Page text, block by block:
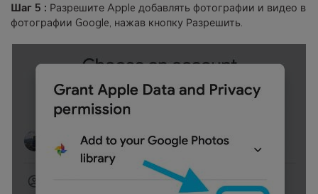
Шаг 5 : Разрешите Apple добавлять фотографии и видео в
фотографии Google, нажав кнопку Разрешить.